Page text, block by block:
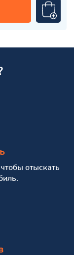
отыскать